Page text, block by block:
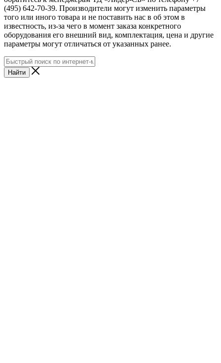
(495) 642-70-39. Производители могут изменить параметры
того или иного товара и не поставить нас в об этом в
известность, из-за чего в момент заказа конкретного
оборудования его внешний вид, комплектация, цена и другие
параметры могут отличаться от указанных ранее.
Найти